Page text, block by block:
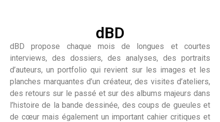
dBD
dBD propose chaque mois de longues et courtes
interviews, des dossiers, des analyses, des portraits
d’auteurs, un portfolio qui revient sur les images et les
planches marquantes d’un créateur, des visites d’ateliers,
des retours sur le passé et sur des albums majeurs dans
l’histoire de la bande dessinée, des coups de gueules et
de cœur mais également un important cahier critiques et